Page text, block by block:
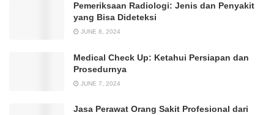
Pemeriksaan Radiologi: Jenis dan Penyakit
yang Bisa Dideteksi
JUNE 8, 2024
Medical Check Up: Ketahui Persiapan dan
Prosedurnya
JUNE 7, 2024
Jasa Perawat Orang Sakit Profesional dari